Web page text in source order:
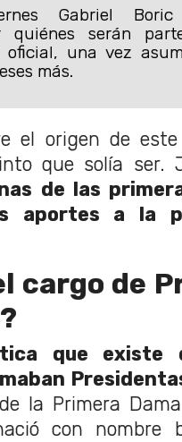
Gabriel Boric
quiénes serán
oficial, una vez
más.
el origen de
que solía ser.
de las
aportes a la
cargo de
que existe
la Primera
con nombre